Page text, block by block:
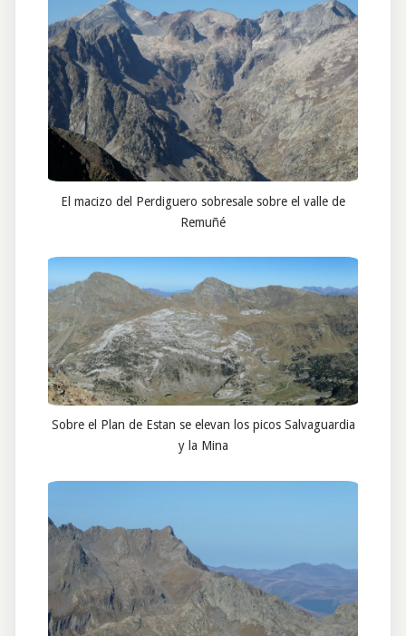
El macizo del Perdiguero sobresale sobre el valle de
Remuñé
Sobre el Plan de Estan se elevan los picos Salvaguardia
y la Mina